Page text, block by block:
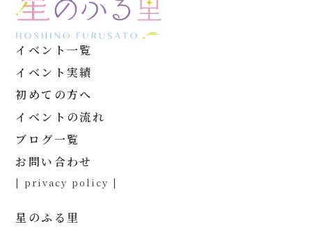
イベント一覧
イベント実績
初めての方へ
イベントの流れ
ブログ一覧
お問い合わせ
| privacy policy |
星のふる里